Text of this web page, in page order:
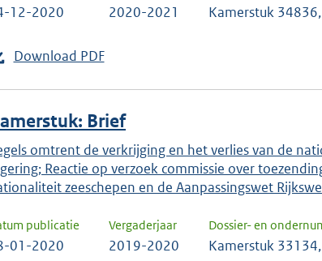
12-2020 2020-2021 Kamerstuk
Download PDF
Brief
omtrent de verkrijging en het verlies van de
Reactie op verzoek commissie over
zeeschepen en de Aanpassingswet
publicatie
01-2020
Vergaderjaar
2019-2020
Dossier- en
Kamerstuk